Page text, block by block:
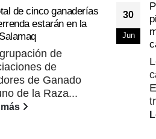
de cinco ganaderías
estarán en la
de
de
de Ganado
de la Raza...
30
Jun